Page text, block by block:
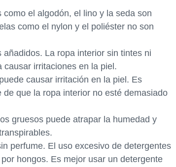
el algodón, el lino y la seda son
como el nylon y el poliéster no son
La ropa interior sin tintes ni
irritaciones en la piel.
causar irritación en la piel. Es
que la ropa interior no esté demasiado
gruesos puede atrapar la humedad y
perfume. El uso excesivo de detergentes
hongos. Es mejor usar un detergente